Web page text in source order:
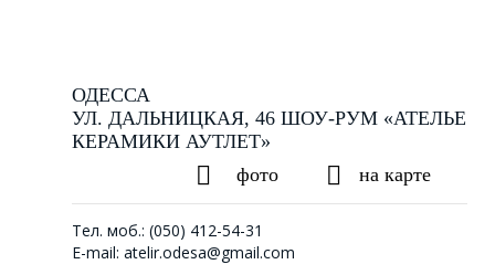
ОДЕССА
УЛ. ДАЛЬНИЦКАЯ, 46 ШОУ-РУМ «АТЕЛЬЕ
КЕРАМИКИ АУТЛЕТ»
фото
на карте
Тел. моб.: (050) 412-54-31
E-mail: atelir.odesa@gmail.com